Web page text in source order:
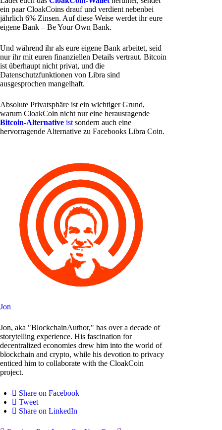
ein paar CloakCoins drauf und verdient nebenbei
jährlich 6% Zinsen. Auf diese Weise werdet ihr eure
eigene Bank – Be Your Own Bank.
Und während ihr als eure eigene Bank arbeitet, seid
nur ihr mit euren finanziellen Details vertraut. Bitcoin
ist überhaupt nicht privat, und die
Datenschutzfunktionen von Libra sind
ausgesprochen mangelhaft.
Absolute Privatsphäre ist ein wichtiger Grund,
warum CloakCoin nicht nur eine herausragende
Bitcoin-Alternative ist sondern auch eine
hervorragende Alternative zu Facebooks Libra Coin.
Jon
Jon, aka "BlockchainAuthor," has over a decade of
storytelling experience. His fascination for
decentralized economies drew him into the world of
blockchain and crypto, while his devotion to privacy
enticed him to collaborate with the CloakCoin
project.
Share on Facebook
Tweet
Share on LinkedIn